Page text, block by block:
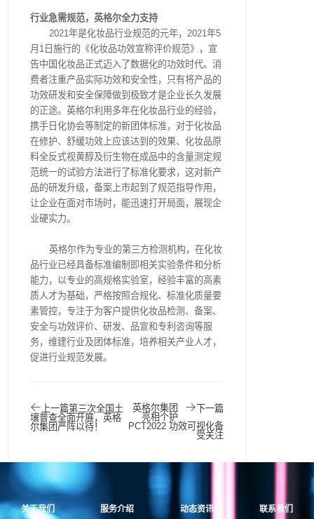
行业急需规范，英格尔全力支持
2021年是化妆品行业规范的元年，2021年5
月1日施行的《化妆品功效宣称评价规范》，宣
告中国化妆品正式迈入了数据化的功效时代。消
费者注重产品实际功效和安全性，只有将产品的
功效研发和安全保障做到极致才是企业长久发展
的正途。英格尔利用多年在化妆品行业的经验，
携手日化协会等制定的新团体标准，对于化妆品
在修护、舒缓功效上应该达到的效果、化妆品原
料全反式视黄醇及衍生物在成品中的含量测定规
范统一的试验方法进行了标准化要求，这对新产
品的研发升级，备案上市起到了规范指导作用，
让企业在面对市场时，能迅速打开局面，展现企
业硬实力。
英格尔作为专业的第三方检测机构，在化妆
品行业已经具备标准编制即相关实验条件和分析
能力，以专业的高规格实验室，经验丰富的高素
质人才为基础，严格按照合规化、标准化质量要
素管控，专注于为客户提供化妆品检测、备案、
安全与功效评价、研发、品宣和专利咨询等服
务，维建行业及团体标准，培养相关产业人才，
促进行业规范发展。
上一篇第三次全国土
壤普查全面开展，英格
尔集团严阵以待！
下一篇
英格尔集团
亮相个护
PCT2022 功效可视化备
受关注
关于我们 服务介绍 动态资讯 联系我们